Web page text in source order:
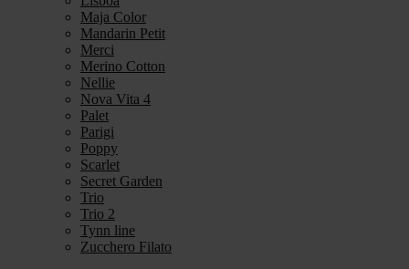
Maja Color
Mandarin Petit
Merci
Merino Cotton
Nellie
Nova Vita 4
Palet
Parigi
Poppy
Scarlet
Secret Garden
Trio
Trio 2
Tynn line
Zucchero Filato